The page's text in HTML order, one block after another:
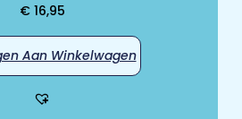
€16,95
Aan Winkelwagen